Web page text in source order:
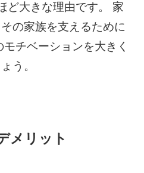
ど大きな理由です。 家
の家族を支えるために
チベーションを大きく
う。
メリット